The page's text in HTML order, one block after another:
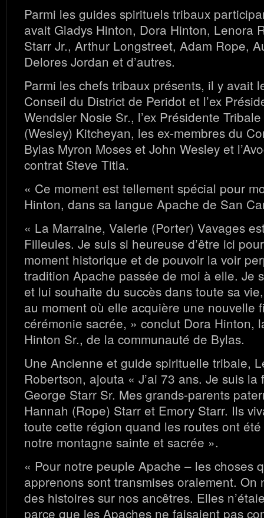
Parmi les guides spirituels tribaux
avait Gladys Hinton, Dora Hinton, Lenora
Starr Jr., Arthur Longstreet, Adam Rope,
Delores Jordan et d’autres.
Parmi les chefs tribaux présents, il y avait
Conseil du District de Peridot et l’ex
Wendsler Nosie Sr., l’ex Présidente
(Wesley) Kitcheyan, les ex-membres du
Bylas Myron Moses et John Wesley et
contrat Steve Titla.
« Ce moment est tellement spécial pour
Hinton, dans sa langue Apache de San
« La Marraine, Valerie (Porter) Vavages
Filleules. Je suis si heureuse d’être ici
moment historique et de pouvoir la voir
tradition Apache passée de moi à elle. Je
et lui souhaite du succès dans toute sa
au moment où elle acquière une nouvelle
cérémonie sacrée, » conclut Dora Hinton,
Hinton Sr., de la communauté de Bylas.
Une Ancienne et guide spirituelle tribale,
Robertson, ajouta « J’ai 73 ans. Je suis
George Starr Sr. Mes grands-parents
Hannah (Rope) Starr et Emory Starr. Ils
toute cette région quand les routes ont
notre montagne sainte et sacrée ».
« Pour notre peuple Apache – les choses
apprenons sont transmises oralement. On
des histoires sur nos ancêtres. Elles
parce que les Apaches ne faisaient pas